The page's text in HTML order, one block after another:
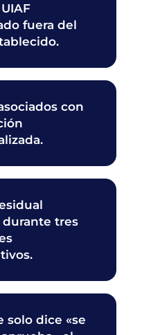
fuera del
con
tres
solo dice «se